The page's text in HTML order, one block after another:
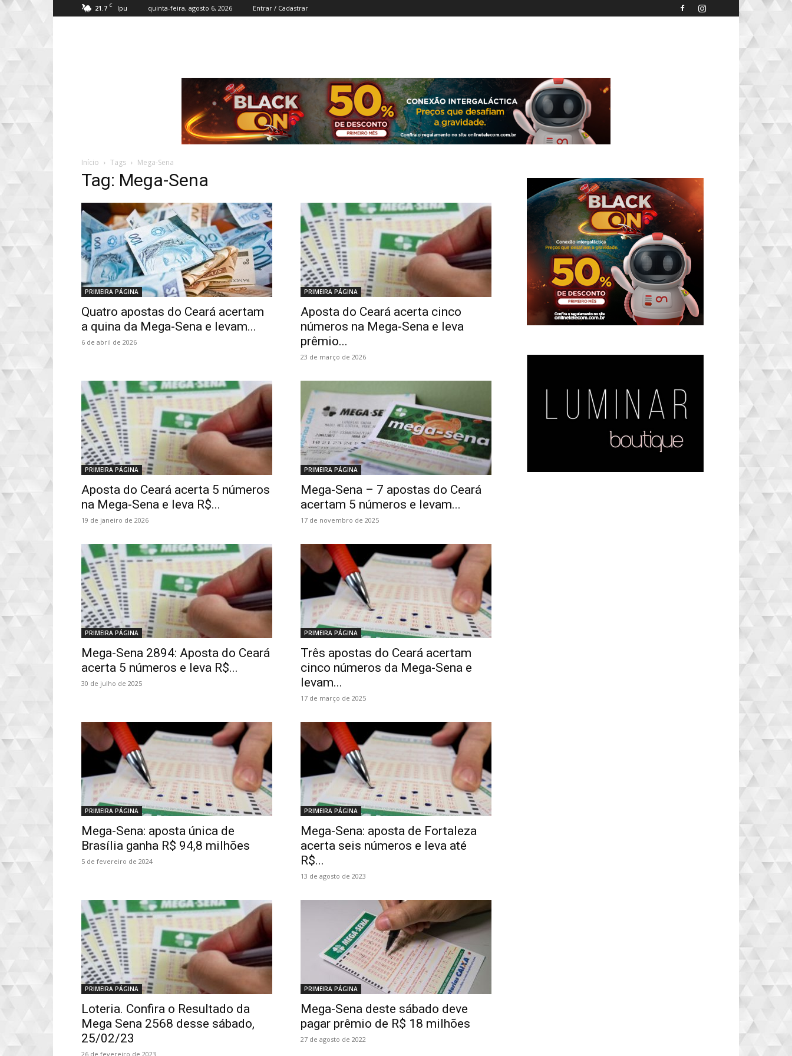
21.7 C Ipu quinta-feira, agosto 6, 2026 Entrar / Cadastrar
Início Tags Mega-Sena
Tag: Mega-Sena
PRIMEIRA PÁGINA
Quatro apostas do Ceará acertam
a quina da Mega-Sena e levam...
6 de abril de 2026
PRIMEIRA PÁGINA
Aposta do Ceará acerta cinco
números na Mega-Sena e leva
prêmio...
23 de março de 2026
PRIMEIRA PÁGINA
Aposta do Ceará acerta 5 números
na Mega-Sena e leva R$...
19 de janeiro de 2026
PRIMEIRA PÁGINA
Mega-Sena – 7 apostas do Ceará
acertam 5 números e levam...
17 de novembro de 2025
PRIMEIRA PÁGINA
Mega-Sena 2894: Aposta do Ceará
acerta 5 números e leva R$...
30 de julho de 2025
PRIMEIRA PÁGINA
Três apostas do Ceará acertam
cinco números da Mega-Sena e
levam...
17 de março de 2025
PRIMEIRA PÁGINA
Mega-Sena: aposta única de
Brasília ganha R$ 94,8 milhões
5 de fevereiro de 2024
PRIMEIRA PÁGINA
Mega-Sena: aposta de Fortaleza
acerta seis números e leva até
R$...
13 de agosto de 2023
PRIMEIRA PÁGINA
Loteria. Confira o Resultado da
Mega Sena 2568 desse sábado,
25/02/23
26 de fevereiro de 2023
PRIMEIRA PÁGINA
Mega-Sena deste sábado deve
pagar prêmio de R$ 18 milhões
27 de agosto de 2022